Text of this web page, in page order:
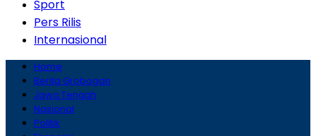
Sport
Pers Rilis
Internasional
Home
Berita Grobogan
Jawa Tengah
Nasional
Politik